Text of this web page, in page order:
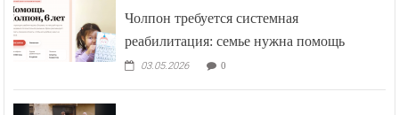
Чолпон требуется системная
реабилитация: семье нужна помощь
03.05.2026 0